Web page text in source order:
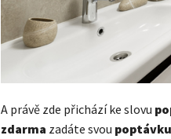
A právě zde přichází ke slovu
zdarma zadáte svou poptávku